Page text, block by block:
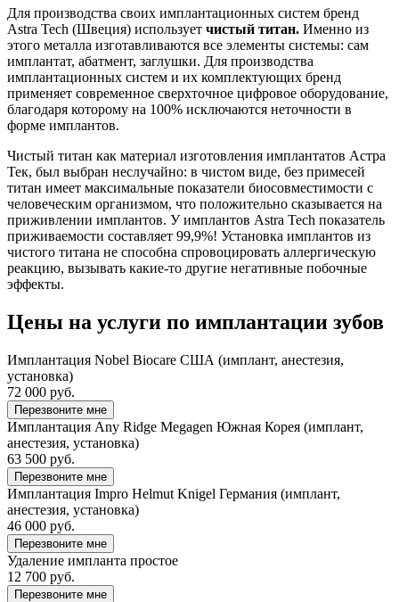
Для производства своих имплантационных систем бренд
Astra Tech (Швеция) использует чистый титан. Именно из
этого металла изготавливаются все элементы системы: сам
имплантат, абатмент, заглушки. Для производства
имплантационных систем и их комплектующих бренд
применяет современное сверхточное цифровое оборудование,
благодаря которому на 100% исключаются неточности в
форме имплантов.
Чистый титан как материал изготовления имплантатов Астра
Тек, был выбран неслучайно: в чистом виде, без примесей
титан имеет максимальные показатели биосовместимости с
человеческим организмом, что положительно сказывается на
приживлении имплантов. У имплантов Astra Tech показатель
приживаемости составляет 99,9%! Установка имплантов из
чистого титана не способна спровоцировать аллергическую
реакцию, вызывать какие-то другие негативные побочные
эффекты.
Цены на услуги по имплантации зубов
Имплантация Nobel Biocare США (имплант, анестезия,
установка)
72 000 руб.
Перезвоните мне
Имплантация Any Ridge Megagen Южная Корея (имплант,
анестезия, установка)
63 500 руб.
Перезвоните мне
Имплантация Impro Helmut Knigel Германия (имплант,
анестезия, установка)
46 000 руб.
Перезвоните мне
Удаление импланта простое
12 700 руб.
Перезвоните мне